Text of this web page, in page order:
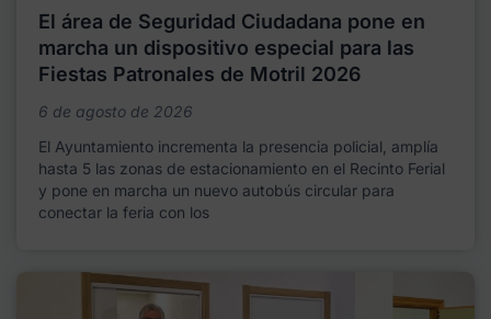
El área de Seguridad Ciudadana pone en
marcha un dispositivo especial para las
Fiestas Patronales de Motril 2026
6 de agosto de 2026
El Ayuntamiento incrementa la presencia policial, amplía
hasta 5 las zonas de estacionamiento en el Recinto Ferial
y pone en marcha un nuevo autobús circular para
conectar la feria con los